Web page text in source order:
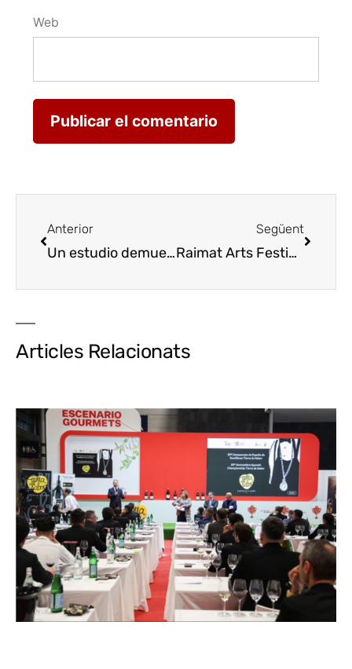
Web
Anterior
Un estudio demuestra les coincidencias aromaticas del vino y los botánicos que envuelven la viña
Següent
Raimat Arts Festival promociona una veintena de productos leridanos
Articles Relacionats